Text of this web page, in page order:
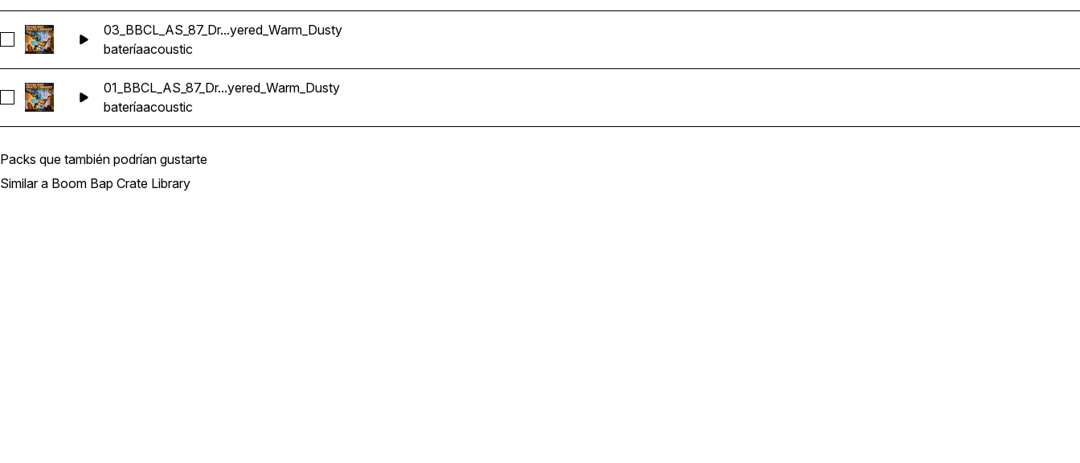
Seleccionar 03_BBCL_AS_87_Drums_Loop_F#m_Acoustic_Fat_Layered_Warm_Dusty
03_BBCL_AS_87_Dr...yered_Warm_Dusty
bateríaacoustic
Seleccionar 01_BBCL_AS_87_Drums_Loop_G#m_Acoustic_Fat_Layered_Warm_Dusty
01_BBCL_AS_87_Dr...yered_Warm_Dusty
bateríaacoustic
Packs que también podrían gustarte
Similar a Boom Bap Crate Library